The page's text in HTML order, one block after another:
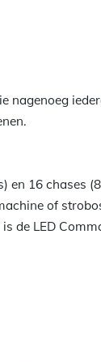
nagenoeg
en 16 chases
of
de LED